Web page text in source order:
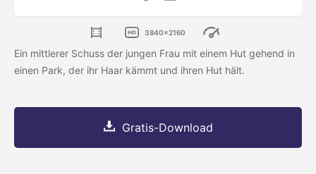
3840x2160
Ein mittlerer Schuss der jungen Frau mit einem Hut gehend in
einen Park, der ihr Haar kämmt und ihren Hut hält.
Gratis-Download